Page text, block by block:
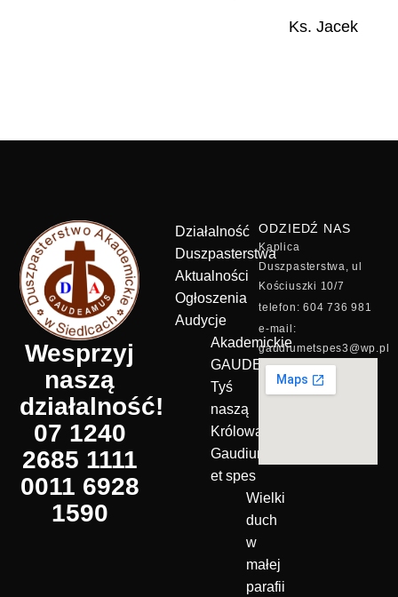
Ks. Jacek
Wesprzyj
naszą
działalność!
07 1240
2685 1111
0011 6928
1590
Działalność
Duszpasterstwa
Aktualności
Ogłoszenia
Audycje
Akademickie
GAUDEAMUS
Tyś
naszą
Królową!
Gaudium
et spes
Wielki
duch
w
małej
parafii
ODZIEDŹ NAS
Kaplica
Duszpasterstwa, ul
Kościuszki 10/7
telefon: 604 736 981
e-mail:
gaudiumetspes3@wp.pl